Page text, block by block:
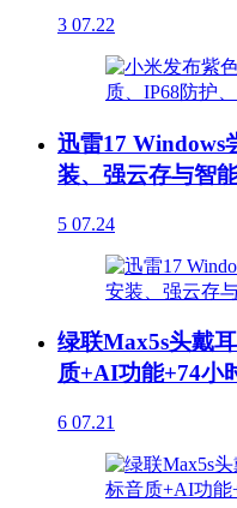
3 07.22
迅雷17 Windows
装、强云存与智
5 07.24
绿联Max5s头戴
质+AI功能+74小
6 07.21